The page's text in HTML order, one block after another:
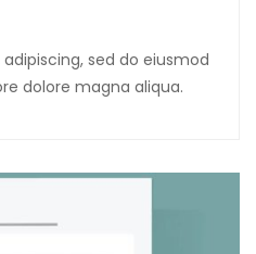
sed do eiusmod
dolore magna aliqua.